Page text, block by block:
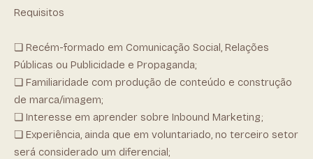
Requisitos
❏ Recém-formado em Comunicação Social, Relações
Públicas ou Publicidade e Propaganda;
❏ Familiaridade com produção de conteúdo e construção
de marca/imagem;
❏ Interesse em aprender sobre Inbound Marketing;
❏ Experiência, ainda que em voluntariado, no terceiro setor
será considerado um diferencial;